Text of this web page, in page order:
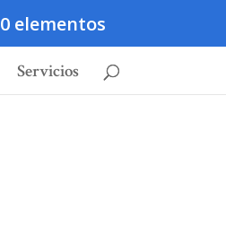
0 elementos
Servicios